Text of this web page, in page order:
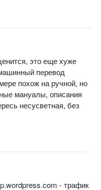
это еще хуже
перевод
похож на ручной, но
мануалы, описания
несусветная, без
- трафик